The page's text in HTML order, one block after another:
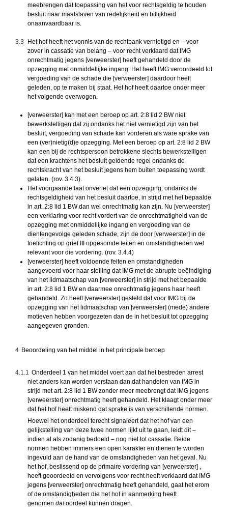
meebrengen dat toepassing van het voor rechtsgeldig te houden
besluit naar maatstaven van redelijkheid en billijkheid
onaanvaardbaar is.
3.3
Het hof heeft het vonnis van de rechtbank vernietigd en – voor
zover in cassatie van belang – voor recht verklaard dat IMG
onrechtmatig jegens [verweerster] heeft gehandeld door de
opzegging met onmiddellijke ingang. Het heeft IMG veroordeeld tot
vergoeding van de schade die [verweerster] daardoor heeft
geleden, op te maken bij staat. Het hof heeft daartoe onder meer
het volgende overwogen.
[verweerster] kan met een beroep op art. 2:8 lid 2 BW niet
bewerkstelligen dat zij ondanks het niet vernietigd zijn van het
besluit, vergoeding van schade kan vorderen als ware sprake van
een (ver)nietig(d)e opzegging. Met een beroep op art. 2:8 lid 2 BW
kan een bij de rechtspersoon betrokkene slechts bewerkstelligen
dat een krachtens het besluit geldende regel ondanks de
rechtskracht van het besluit jegens hem buiten toepassing wordt
gelaten. (rov. 3.4.3).
Het voorgaande laat onverlet dat een opzegging, ondanks de
rechtsgeldigheid van het besluit daartoe, in strijd met het bepaalde
in art. 2:8 lid 1 BW dan wel onrechtmatig kan zijn. Nu [verweerster]
een verklaring voor recht vordert van de onrechtmatigheid van de
opzegging met onmiddellijke ingang en vergoeding van de
dientengevolge geleden schade, zijn de door [verweerster] in de
toelichting op grief III opgesomde feiten en omstandigheden wel
relevant voor die vordering. (rov. 3.4.4)
[verweerster] heeft voldoende feiten en omstandigheden
aangevoerd voor haar stelling dat IMG met de abrupte beëindiging
van het lidmaatschap van [verweerster] in strijd met het bepaalde
in art. 2:8 lid 1 BW en daarmee onrechtmatig jegens haar heeft
gehandeld. Zo heeft [verweerster] gesteld dat voor IMG bij de
opzegging van het lidmaatschap van [verweerster] (mede) andere
motieven hebben voorgezeten dan de in het besluit tot opzegging
aangegeven gronden.
4 Beoordeling van het middel in het principale beroep
4.1.1 Onderdeel 1 van het middel voert aan dat het bestreden arrest
niet anders kan worden verstaan dan dat handelen van IMG in
strijd met art. 2:8 lid 1 BW zonder meer meebrengt dat IMG jegens
[verweerster] onrechtmatig heeft gehandeld. Het klaagt onder meer
dat het hof heeft miskend dat sprake is van verschillende normen.
Hoewel het onderdeel terecht signaleert dat het hof van een
gelijkstelling van deze twee normen lijkt uit te gaan, leidt dit –
indien al als zodanig bedoeld – nog niet tot cassatie. Beide
normen hebben immers een open karakter en dienen te worden
ingevuld aan de hand van de omstandigheden van het geval. Nu
het hof, beslissend op de primaire vordering van [verweerster] ,
heeft geoordeeld en vervolgens voor recht heeft verklaard dat IMG
jegens [verweerster] onrechtmatig heeft gehandeld, gaat het erom
of de omstandigheden die het hof in aanmerking heeft
genomen datoordeel kunnen dragen.